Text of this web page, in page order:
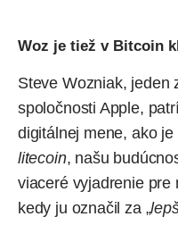
Woz je tiež v Bitcoin
Steve Wozniak, jeden
spoločnosti Apple,
digitálnej mene, ako je
litecoin, našu
viaceré vyjadrenie pre
kedy ju označil za „